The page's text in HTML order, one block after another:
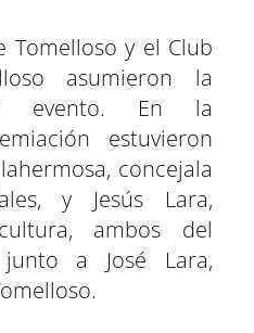
Tomelloso y el Club
asumieron la
evento. En la
estuvieron
concejala
y Jesús Lara,
ambos del
a José Lara,